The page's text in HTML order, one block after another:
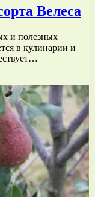
Велеса
и полезных
в кулинарии и